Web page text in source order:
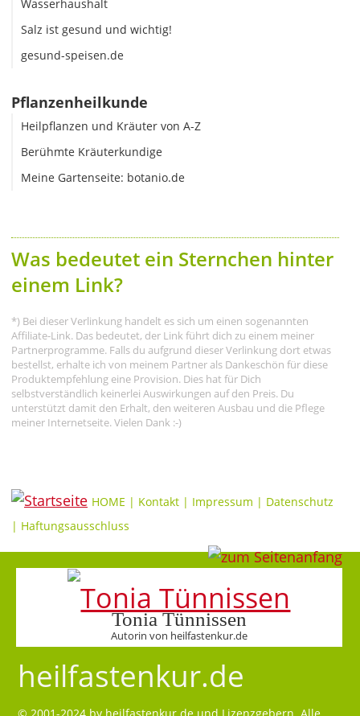
Wasserhaushalt
Salz ist gesund und wichtig!
gesund-speisen.de
Pflanzenheilkunde
Heilpflanzen und Kräuter von A-Z
Berühmte Kräuterkundige
Meine Gartenseite: botanio.de
Was bedeutet ein Sternchen hinter
einem Link?
*) Bei dieser Verlinkung handelt es sich um einen sogenannten
Affiliate-Link. Das bedeutet, der Link führt dich zu einem meiner
Partnerprogramme. Falls du aufgrund dieser Verlinkung dort etwas
bestellst, erhalte ich von meinem Partner als Dankeschön für diese
Produktempfehlung eine Provision. Dies hat für Dich
selbstverständlich keinerlei Auswirkungen auf den Preis. Du
unterstützt damit den Erhalt, den weiteren Ausbau und die Pflege
meiner Internetseite. Vielen Dank :-)
HOME | Kontakt | Impressum | Datenschutz
| Haftungsausschluss
Tonia Tünnissen
Autorin von heilfastenkur.de
heilfastenkur.de